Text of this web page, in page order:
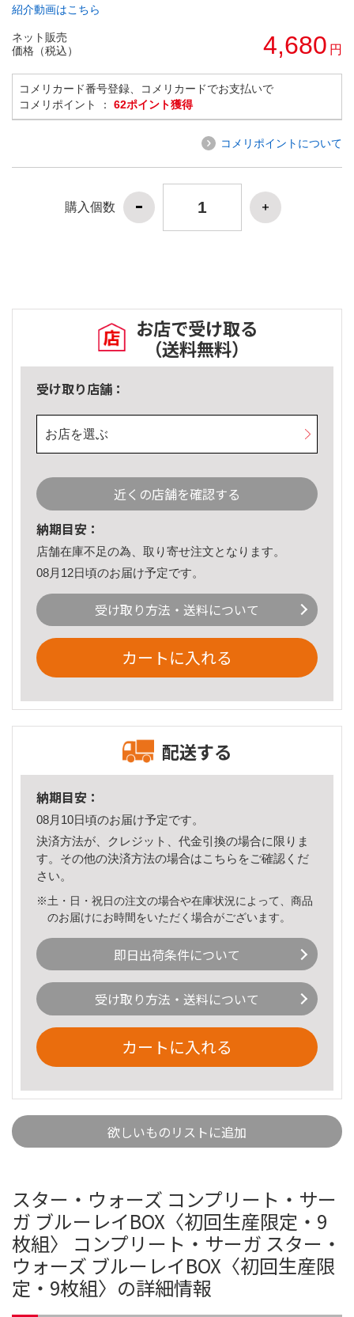
紹介動画はこちら
ネット販売
価格（税込）
4,680 円
コメリカード番号登録、コメリカードでお支払いで
コメリポイント ： 62ポイント獲得
コメリポイントについて
購入個数
お店で受け取る
（送料無料）
受け取り店舗：
お店を選ぶ
近くの店舗を確認する
納期目安：
店舗在庫不足の為、取り寄せ注文となります。
08月12日頃のお届け予定です。
受け取り方法・送料について
カートに入れる
配送する
納期目安：
08月10日頃のお届け予定です。
決済方法が、クレジット、代金引換の場合に限りま
す。その他の決済方法の場合はこちら をご確認くだ
さい。
※土・日・祝日の注文の場合や在庫状況によって、商品
のお届けにお時間をいただく場合がございます。
即日出荷条件について
受け取り方法・送料について
カートに入れる
欲しいものリストに追加
スター・ウォーズ コンプリート・サー
ガ ブルーレイBOX〈初回生産限定・9
枚組〉 コンプリート・サーガ スター・
ウォーズ ブルーレイBOX〈初回生産限
定・9枚組〉の詳細情報